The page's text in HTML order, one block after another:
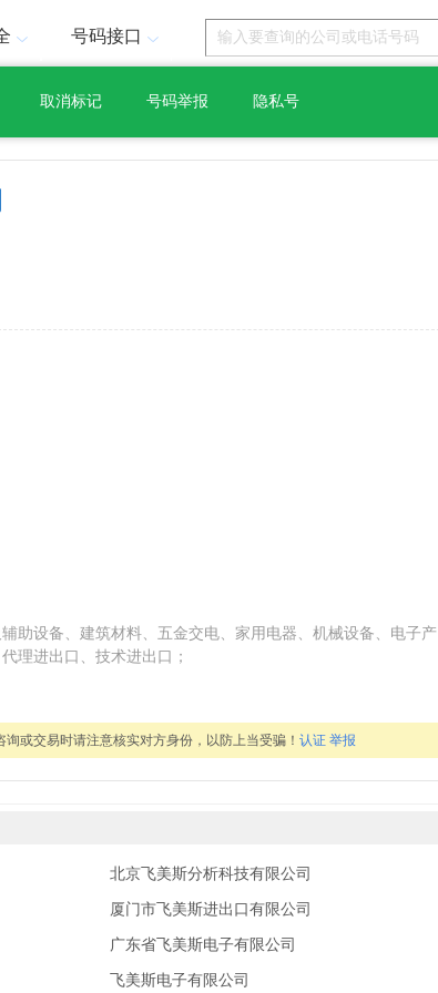
号码接口
取消标记 号码举报 隐私号
助设备、建筑材料、五金交电、家用电器、机械设备、电子产
理进出口、技术进出口；
或交易时请注意核实对方身份，以防上当受骗！ 认证 举报
北京飞美斯分析科技有限公司
厦门市飞美斯进出口有限公司
广东省飞美斯电子有限公司
飞美斯电子有限公司